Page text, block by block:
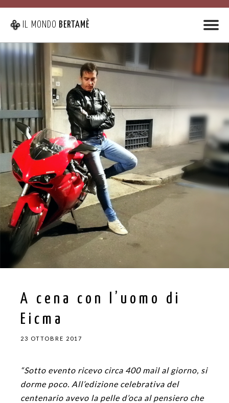
IL MONDO BERTAMÈ
A cena con l’uomo di
Eicma
23 OTTOBRE 2017
“Sotto evento ricevo circa 400 mail al giorno, si
dorme poco. All’edizione celebrativa del
centenario avevo la pelle d’oca al pensiero che